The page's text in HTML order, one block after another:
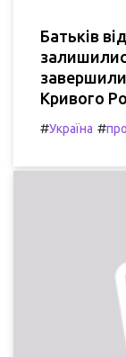
Батьків
Кривого
#Україна #